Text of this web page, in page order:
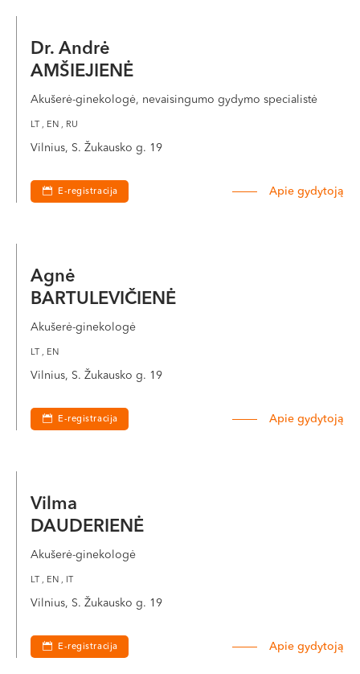
Dr. Andrė
AMŠIEJIENĖ
Akušerė-ginekologė, nevaisingumo gydymo specialistė
LT , EN , RU
Vilnius, S. Žukausko g. 19
E-registracija Apie gydytoją
Agnė
BARTULEVIČIENĖ
Akušerė-ginekologė
LT , EN
Vilnius, S. Žukausko g. 19
E-registracija Apie gydytoją
Vilma
DAUDERIENĖ
Akušerė-ginekologė
LT , EN , IT
Vilnius, S. Žukausko g. 19
E-registracija Apie gydytoją